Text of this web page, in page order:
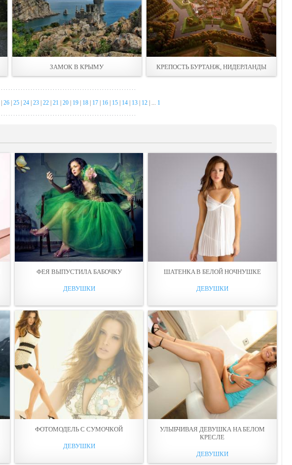
ЗАМОК В КРЫМУ КРЕПОСТЬ БУРТАНЖ, НИДЕРЛАНДЫ
26 25 24 23 22 21 20 19 18 17 16 15 14 13 12 | ... 1
ФЕЯ ВЫПУСТИЛА БАБОЧКУ
ДЕВУШКИ
ШАТЕНКA В БЕЛОЙ НОЧНУШКЕ
ДЕВУШКИ
ФОТОМОДЕЛЬ С СУМОЧКОЙ
ДЕВУШКИ
УЛЫБЧИВАЯ ДЕВУШКА НA БЕЛОМ
КРЕСЛЕ
ДЕВУШКИ